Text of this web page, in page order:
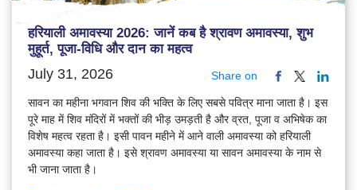
हरियाली अमावस्या 2026: जानें कब है श्रावण अमावस्या, शुभ
मुहूर्त, पूजा-विधि और दान का महत्व
July 31, 2026 Share on
सावन का महीना भगवान शिव की भक्ति के लिए सबसे पवित्र माना जाता है। इस
पूरे माह में शिव मंदिरों में भक्तों की भीड़ उमड़ती है और व्रत, पूजा व अभिषेक का
विशेष महत्व रहता है। इसी पावन महीने में आने वाली अमावस्या को हरियाली
अमावस्या कहा जाता है। इसे श्रावण अमावस्या या सावन अमावस्या के नाम से
भी जाना जाता है।